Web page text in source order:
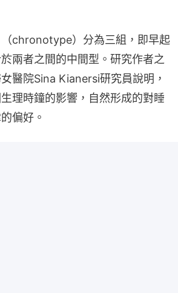
chronotype）分為三組，即早起
兩者之間的中間型。研究作者之
醫院Sina Kianersi研究員說明，
理時鐘的影響，自然形成的對睡
偏好。